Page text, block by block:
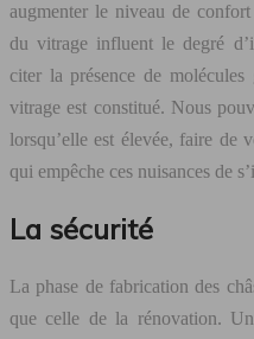
augmenter le niveau de
du vitrage influent le degré
citer la présence de molécules
vitrage est constitué. Nous
lorsqu’elle est élevée, faire de
qui empêche ces nuisances de
La sécurité
La phase de fabrication des
que celle de la rénovation.